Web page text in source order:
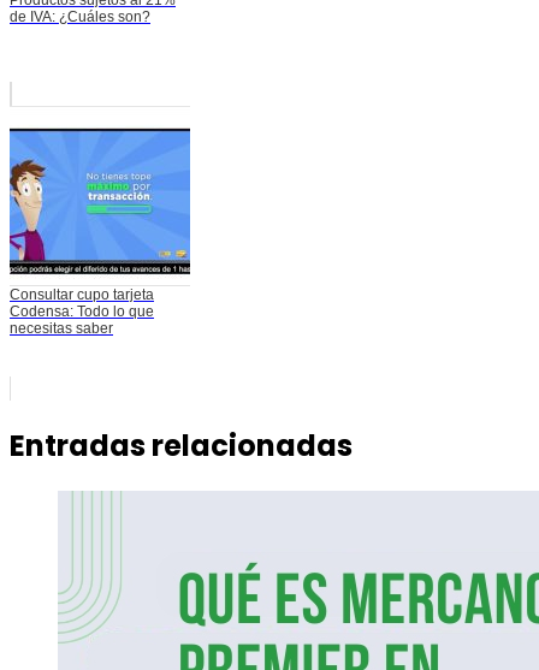
de IVA: ¿Cuáles son?
Consultar cupo tarjeta
Codensa: Todo lo que
necesitas saber
Entradas relacionadas